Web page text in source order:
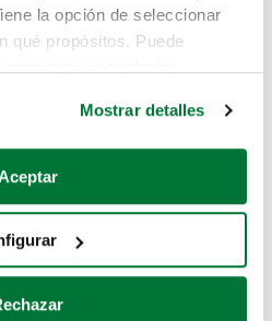
la opción de seleccionar
qué propósitos. Puede
sobre su ubicación geográfica
analizándolo activamente
específicas (huellas
Mostrar detalles
Aceptar
el coche que estás
estos enlaces: